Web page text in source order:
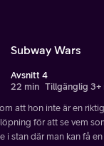
Subway Wars
Avsnitt 4
22 min Tillgänglig 3+
att hon inte är en
för att se vem
i stan där man kan få